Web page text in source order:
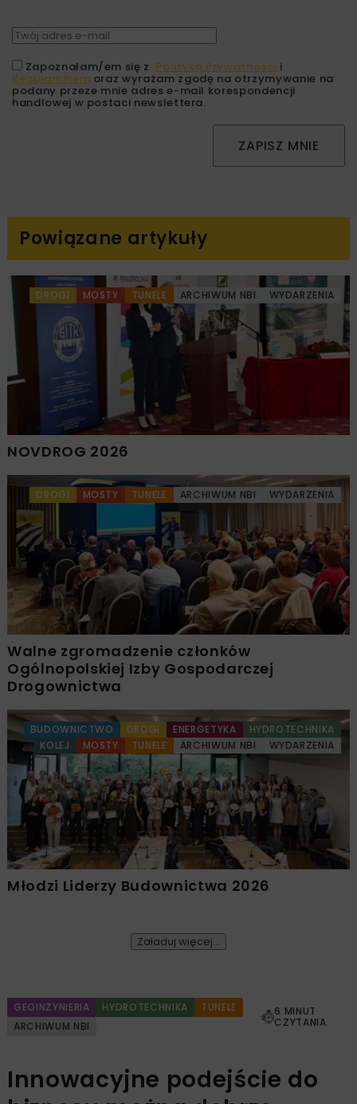
Zapoznałam/em się z Polityką Prywatności i
Regulaminem oraz wyrażam zgodę na otrzymywanie na
podany przeze mnie adres e-mail korespondencji
handlowej w postaci newslettera.
ZAPISZ MNIE
Powiązane artykuły
DROGI MOSTY TUNELE ARCHIWUM NBI WYDARZENIA
NOVDROG 2026
DROGI MOSTY TUNELE ARCHIWUM NBI WYDARZENIA
Walne zgromadzenie członków
Ogólnopolskiej Izby Gospodarczej
Drogownictwa
BUDOWNICTWO DROGI ENERGETYKA
HYDROTECHNIKA
KOLEJ
MOSTY TUNELE ARCHIWUM NBI WYDARZENIA
Młodzi Liderzy Budownictwa 2026
Załaduj więcej...
GEOINŻYNIERIA HYDROTECHNIKA
TUNELE
ARCHIWUM NBI
6 MINUT
CZYTANIA
Innowacyjne podejście do